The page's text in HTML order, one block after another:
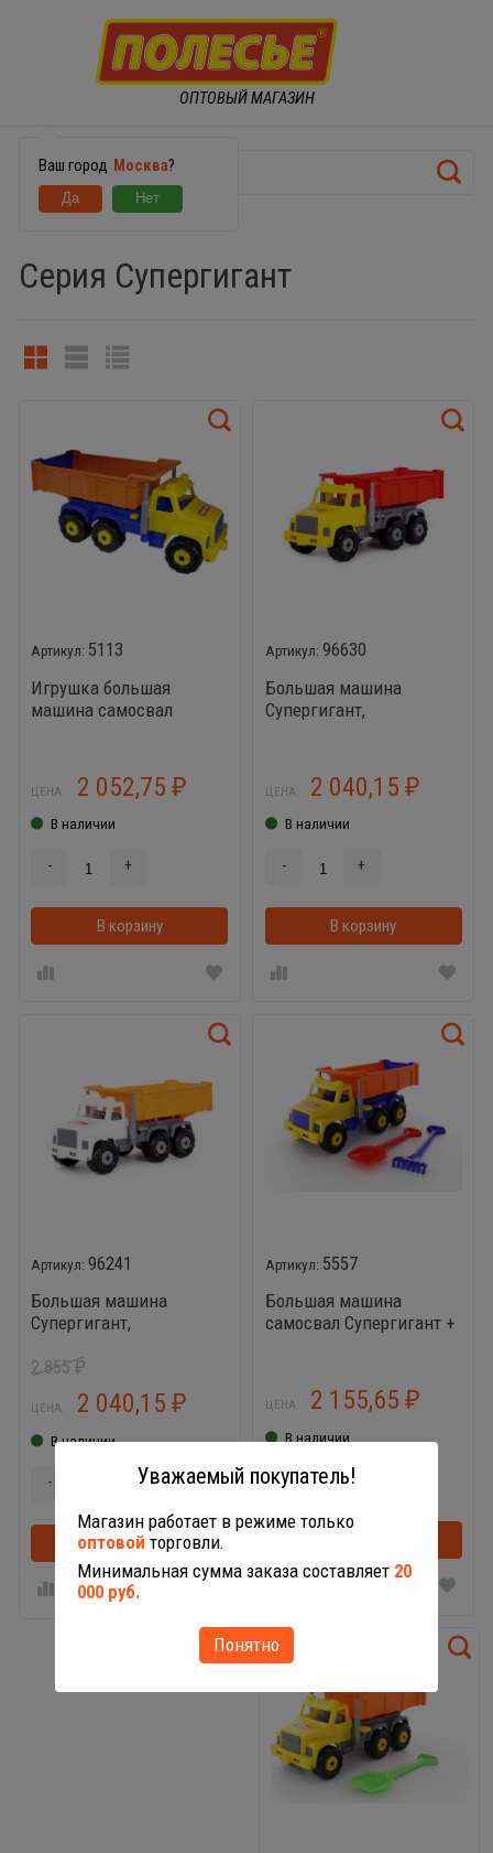
ОПТОВЫЙ МАГАЗИН
Ваш город Москва?
Серия Супергигант
5113
Игрушка большая
машина самосвал
ЦЕНА: 2 052,75 ₽
В наличии
- +
В корзину В корзинке
96630
Большая машина
Супергигант,
ЦЕНА: 2 040,15₽
В наличии
- +
В корзину
96241
Большая машина
Супергигант,
2 855₽
ЦЕНА: 2 040,15 ₽
В наличии
-
В корзину
5557
Большая машина
самосвал Супергигант +
ЦЕНА: 2 155,65₽
В наличии
-
Уважаемый покупатель!
Магазин работает в режиме только
оптовой торговли.
Минимальная сумма заказа составляет 20
000 руб.
Понятно